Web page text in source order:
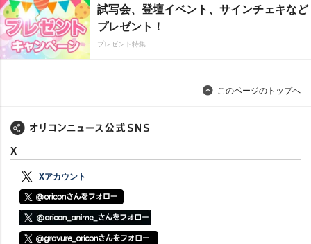
試写会、登壇イベント、サインチェキなど
プレゼント！
プレゼント特集
このページのトップへ
X
Xアカウント